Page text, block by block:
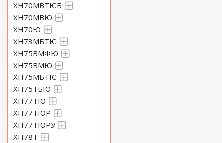
ХН70МВТЮБ
ХН70МВЮ
ХН70Ю
ХН73МБТЮ
ХН75ВМФЮ
ХН75ВМЮ
ХН75МБТЮ
ХН75ТБЮ
ХН77ТЮ
ХН77ТЮР
ХН77ТЮРУ
ХН78Т